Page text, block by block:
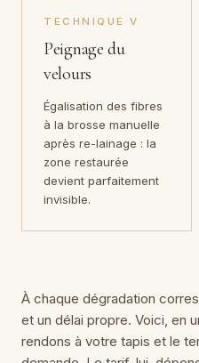
TECHNIQUE V
Peignage du
velours
Égalisation des fibres
à la brosse manuelle
après re-lainage : la
zone restaurée
devient parfaitement
invisible.
À chaque dégradation
et un délai propre. Voici, en
rendons à votre tapis et le